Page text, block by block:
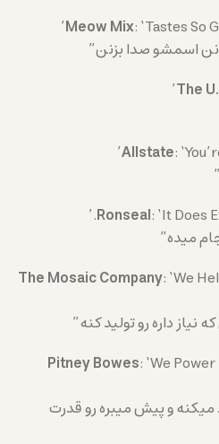
Meow Mix: ‘Tastes So
اسمشو صدا بزنن”
The
Allstate:
Ronseal: ‘It Does
میده”
The Mosaic Company: ‘We
داره رو تولید کنه”
Pitney Bowes: ‘We
میکنه و پیش میبره رو قدرت